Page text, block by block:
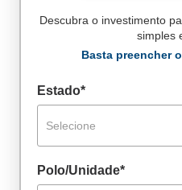
Descubra o investimento
simples
Basta preencher
Estado*
Selecione
Polo/Unidade*